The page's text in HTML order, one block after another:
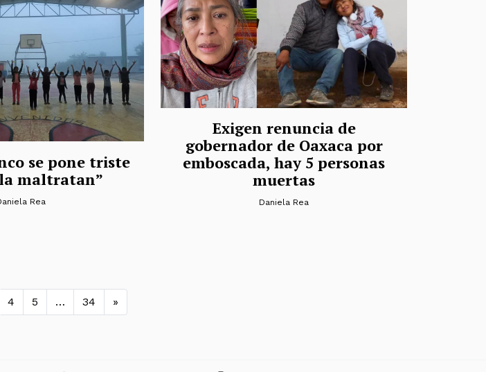
se pone triste
maltratan”
Rea
Exigen renuncia de
gobernador de Oaxaca por
emboscada, hay 5 personas
muertas
Daniela Rea
de entradas
4 5 … 34 »